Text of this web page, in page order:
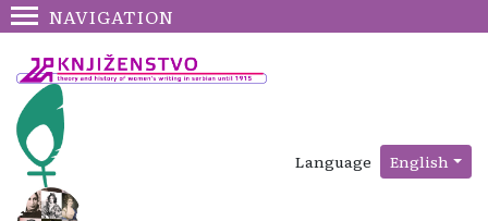
NAVIGATION
Language English